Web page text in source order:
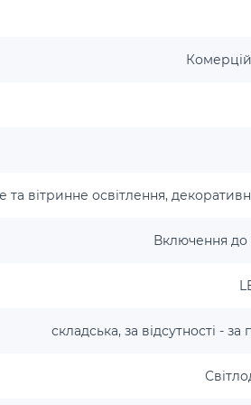
та вітринне освітлення,
Включення до
складська, за відсутності -